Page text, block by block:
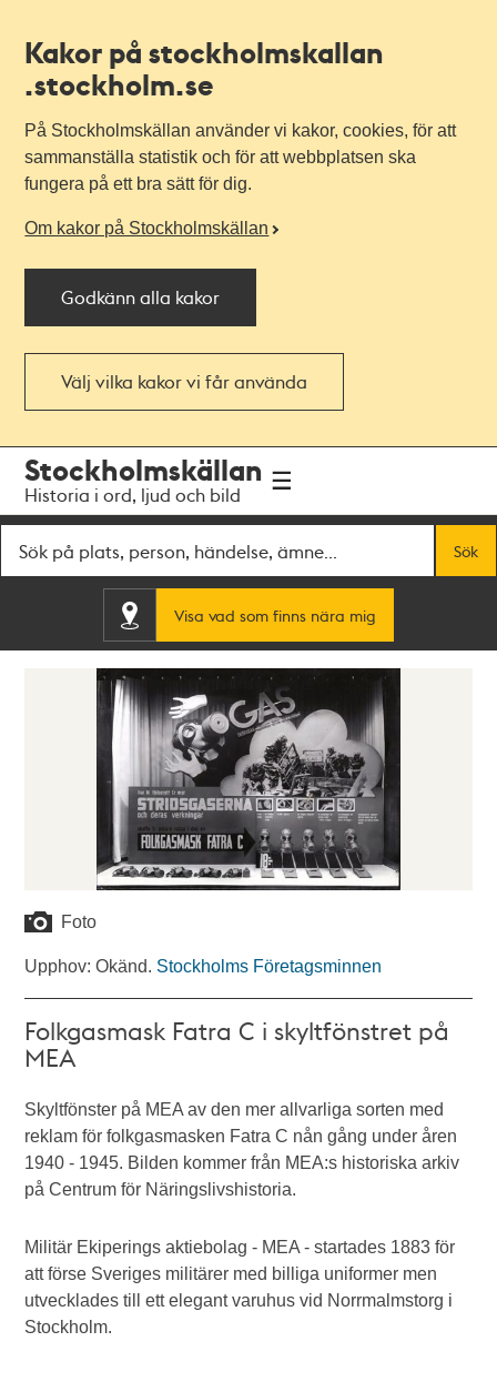
Kakor på stockholmskallan
.stockholm.se
På Stockholmskällan använder vi kakor, cookies, för att
sammanställa statistik och för att webbplatsen ska
fungera på ett bra sätt för dig.
Om kakor på Stockholmskällan
Godkänn alla kakor
Välj vilka kakor vi får använda
navigationen
huvudinnehållet
Stockholmskällan
Historia i ord, ljud och bild
Sök
Visa vad som finns nära mig
Foto
Upphov: Okänd. Stockholms Företagsminnen
Folkgasmask Fatra C i skyltfönstret på
MEA
Skyltfönster på MEA av den mer allvarliga sorten med
reklam för folkgasmasken Fatra C nån gång under åren
1940 - 1945. Bilden kommer från MEA:s historiska arkiv
på Centrum för Näringslivshistoria.
Militär Ekiperings aktiebolag - MEA - startades 1883 för
att förse Sveriges militärer med billiga uniformer men
utvecklades till ett elegant varuhus vid Norrmalmstorg i
Stockholm.